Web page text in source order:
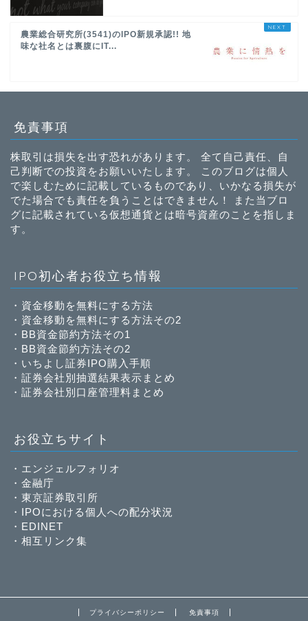
農業総合研究所(3541)のIPO新規承認!! 地
味な社名とは裏腹にIT...
免責事項
株取引は損失を出す恐れがあります。 全て自己責任、自
己判断での投資をお願いいたします。 このブログは個人
で楽しむために記載しているものであり、いかなる損失が
でた場合でも責任を負うことはできません！ また当ブロ
グに記載されている仮想通貨とは暗号資産のことを指しま
す。
IPO初心者お役立ち情報
・ 資金移動を無料にする方法
・ 資金移動を無料にする方法その2
・ BB資金節約方法その1
・ BB資金節約方法その2
・ いちよし証券IPO購入手順
・ 証券会社別抽選結果表示まとめ
・ 証券会社別口座管理料まとめ
お役立ちサイト
・ エンジェルフォリオ
・ 金融庁
・ 東京証券取引所
・ IPOにおける個人への配分状況
・ EDINET
・ 相互リンク集
プライバシーポリシー 免責事項